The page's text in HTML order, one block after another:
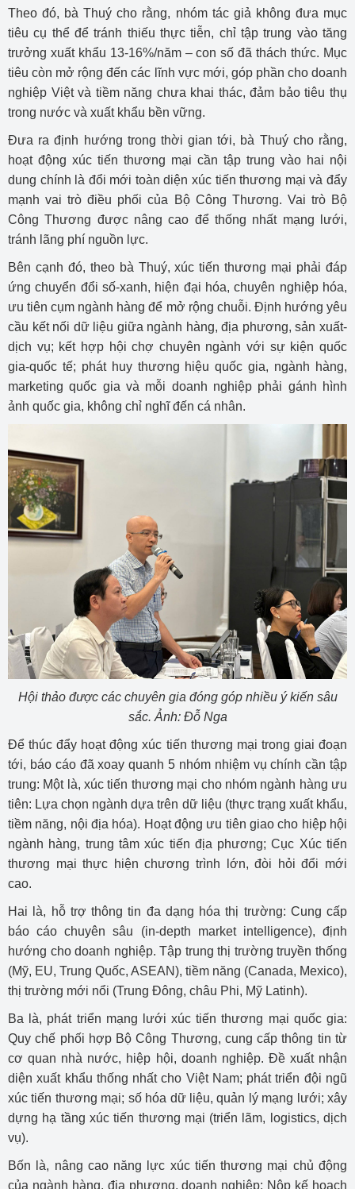
Theo đó, bà Thuý cho rằng, nhóm tác giả không đưa mục
tiêu cụ thể để tránh thiếu thực tiễn, chỉ tập trung vào tăng
trưởng xuất khẩu 13-16%/năm – con số đã thách thức. Mục
tiêu còn mở rộng đến các lĩnh vực mới, góp phần cho doanh
nghiệp Việt và tiềm năng chưa khai thác, đảm bảo tiêu thụ
trong nước và xuất khẩu bền vững.
Đưa ra định hướng trong thời gian tới, bà Thuý cho rằng,
hoạt động xúc tiến thương mại cần tập trung vào hai nội
dung chính là đổi mới toàn diện xúc tiến thương mại và đẩy
mạnh vai trò điều phối của Bộ Công Thương. Vai trò Bộ
Công Thương được nâng cao để thống nhất mạng lưới,
tránh lãng phí nguồn lực.
Bên cạnh đó, theo bà Thuý, xúc tiến thương mại phải đáp
ứng chuyển đổi số-xanh, hiện đại hóa, chuyên nghiệp hóa,
ưu tiên cụm ngành hàng để mở rộng chuỗi. Định hướng yêu
cầu kết nối dữ liệu giữa ngành hàng, địa phương, sản xuất-
dịch vụ; kết hợp hội chợ chuyên ngành với sự kiện quốc
gia-quốc tế; phát huy thương hiệu quốc gia, ngành hàng,
marketing quốc gia và mỗi doanh nghiệp phải gánh hình
ảnh quốc gia, không chỉ nghĩ đến cá nhân.
Hội thảo được các chuyên gia đóng góp nhiều ý kiến sâu
sắc. Ảnh: Đỗ Nga
Để thúc đẩy hoạt động xúc tiến thương mại trong giai đoạn
tới, báo cáo đã xoay quanh 5 nhóm nhiệm vụ chính cần tập
trung: Một là, xúc tiến thương mại cho nhóm ngành hàng ưu
tiên: Lựa chọn ngành dựa trên dữ liệu (thực trạng xuất khẩu,
tiềm năng, nội địa hóa). Hoạt động ưu tiên giao cho hiệp hội
ngành hàng, trung tâm xúc tiến địa phương; Cục Xúc tiến
thương mại thực hiện chương trình lớn, đòi hỏi đổi mới
cao.
Hai là, hỗ trợ thông tin đa dạng hóa thị trường: Cung cấp
báo cáo chuyên sâu (in-depth market intelligence), định
hướng cho doanh nghiệp. Tập trung thị trường truyền thống
(Mỹ, EU, Trung Quốc, ASEAN), tiềm năng (Canada, Mexico),
thị trường mới nổi (Trung Đông, châu Phi, Mỹ Latinh).
Ba là, phát triển mạng lưới xúc tiến thương mại quốc gia:
Quy chế phối hợp Bộ Công Thương, cung cấp thông tin từ
cơ quan nhà nước, hiệp hội, doanh nghiệp. Đề xuất nhận
diện xuất khẩu thống nhất cho Việt Nam; phát triển đội ngũ
xúc tiến thương mại; số hóa dữ liệu, quản lý mạng lưới; xây
dựng hạ tầng xúc tiến thương mại (triển lãm, logistics, dịch
vụ).
Bốn là, nâng cao năng lực xúc tiến thương mại chủ động
của ngành hàng, địa phương, doanh nghiệp: Nộp kế hoạch